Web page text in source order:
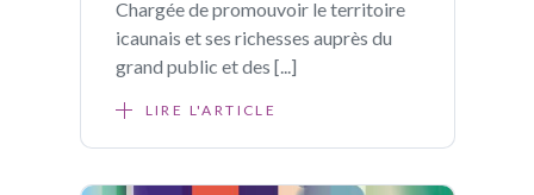
Chargée de promouvoir le territoire
icaunais et ses richesses auprès du
grand public et des [...]
LIRE L'ARTICLE